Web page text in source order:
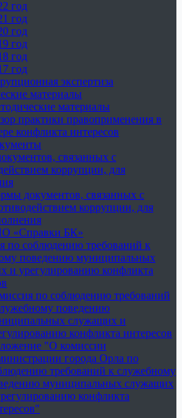
год
год
год
год
год
год
экспертиза
материалы
материалы
практики правоприменения в
конфликта интересов
связанных с
коррупции, для
документов, связанных с
коррупции, для
«Справки БК»
по соблюдению требований к
поведению муниципальных
и урегулированию конфликта
по соблюдению требований
поведению
служащих и
конфликта интересов
"О комиссии
города Орла по
требований к служебному
муниципальных служащих
конфликта